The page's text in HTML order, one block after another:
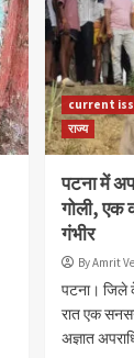
current
राज्य
पटना में
गोली, एक
गंभीर
By Amrit
पटना। जिले
रात एक
अज्ञात